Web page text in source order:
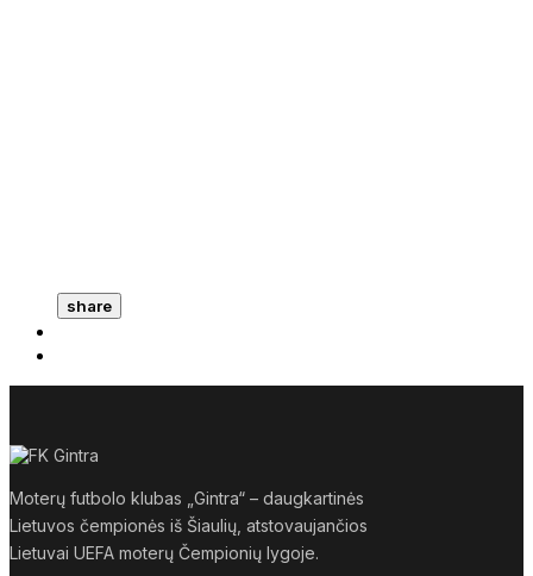
share
Moterų futbolo klubas „Gintra“ – daugkartinės
Lietuvos čempionės iš Šiaulių, atstovaujančios
Lietuvai UEFA moterų Čempionių lygoje.